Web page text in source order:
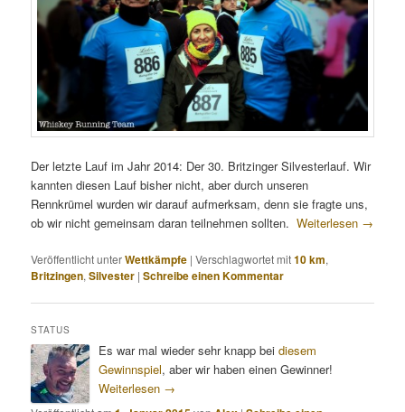
Der letzte Lauf im Jahr 2014: Der 30. Britzinger Silvesterlauf. Wir
kannten diesen Lauf bisher nicht, aber durch unseren
Rennkrümel wurden wir darauf aufmerksam, denn sie fragte uns,
ob wir nicht gemeinsam daran teilnehmen sollten.Weiterlesen →
Veröffentlicht unterWettkämpfe |Verschlagwortet mit10 km,
Britzingen,Silvester |Schreibe einen Kommentar
STATUS
Es war mal wieder sehr knapp beidiesem
Gewinnspiel, aber wir haben einen Gewinner!
Weiterlesen →